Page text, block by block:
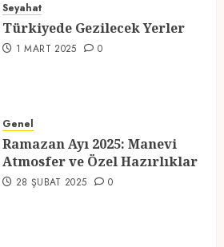
1 MART 2025
Atmosfer ve Özel Hazırlıklar
28 ŞUBAT 2025 0
Seyahat
Türkiyede Gezilecek Yerler
1 MART 2025 0
Genel
Ramazan Ayı 2025: Manevi
Atmosfer ve Özel Hazırlıklar
28 ŞUBAT 2025 0